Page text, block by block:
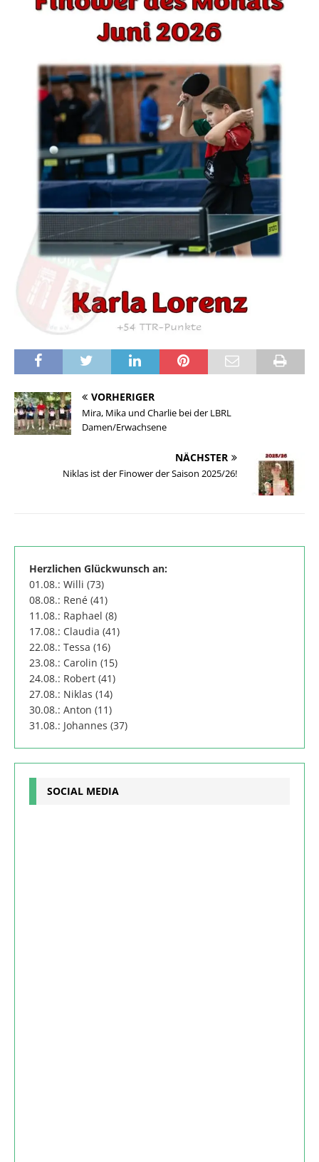
VORHERIGER
Mira, Mika und Charlie bei der LBRL
Damen/Erwachsene
NÄCHSTER
Niklas ist der Finower der Saison 2025/26!
Herzlichen Glückwunsch an:
01.08.: Willi (73)
08.08.: René (41)
11.08.: Raphael (8)
17.08.: Claudia (41)
22.08.: Tessa (16)
23.08.: Carolin (15)
24.08.: Robert (41)
27.08.: Niklas (14)
30.08.: Anton (11)
31.08.: Johannes (37)
SOCIAL MEDIA